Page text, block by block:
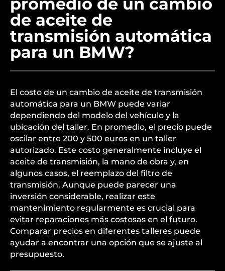
de aceite de
transmisión automática
para un BMW?
El costo de un cambio de aceite de transmisión
automática para un BMW puede variar
dependiendo del modelo del vehículo y la
ubicación del taller. En promedio, el precio puede
oscilar entre 200 y 500 euros en un taller
autorizado. Este costo generalmente incluye el
aceite de transmisión, la mano de obra y, en
algunos casos, el reemplazo del filtro de
transmisión. Aunque puede parecer una
inversión considerable, realizar este
mantenimiento regularmente es crucial para
evitar reparaciones más costosas en el futuro.
Comparar precios en diferentes talleres puede
ayudar a encontrar una opción que se ajuste al
presupuesto.